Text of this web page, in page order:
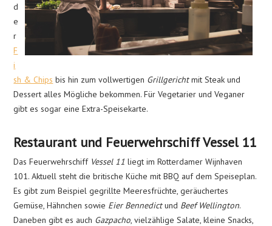
d
e
r
F
i
sh & Chips bis hin zum vollwertigen Grillgerichtmit Steak und
Dessert alles Mögliche bekommen. Für Vegetarier und Veganer
gibt es sogar eine Extra-Speisekarte.
Restaurant und Feuerwehrschiff Vessel 11
Das Feuerwehrschiff Vessel 11 liegt im Rotterdamer Wijnhaven
101. Aktuell steht die britische Küche mit BBQ auf dem Speiseplan.
Es gibt zum Beispiel gegrillte Meeresfrüchte, geräuchertes
Gemüse, Hähnchen sowie Eier Bennedictund Beef Wellington.
Daneben gibt es auch Gazpacho, vielzählige Salate, kleine Snacks,